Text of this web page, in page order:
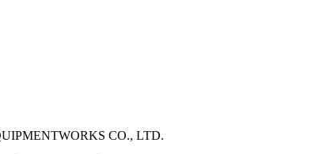
CO., LTD.